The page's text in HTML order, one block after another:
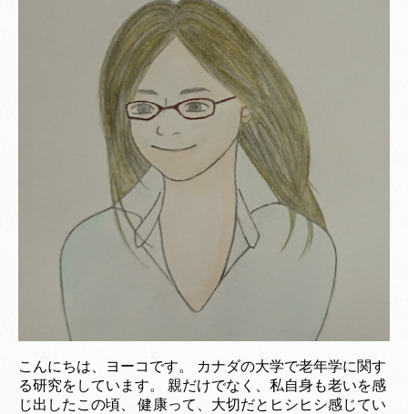
こんにちは、ヨーコです。 カナダの大学で老年学に関す
る研究をしています。 親だけでなく、私自身も老いを感
じ出したこの頃、 健康って、大切だとヒシヒシ感じてい